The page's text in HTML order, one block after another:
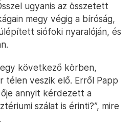
ugyanis az összetett
megy végig a bíróság,
siófoki nyaralóján, és
következő körben,
télen veszik elő. Erről Papp
annyit kérdezett a
szálat is érinti?”, mire